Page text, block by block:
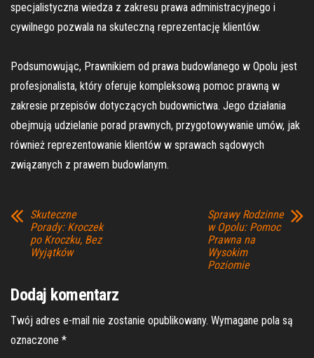
specjalistyczna wiedza z zakresu prawa administracyjnego i
cywilnego pozwala na skuteczną reprezentację klientów.
Podsumowując, Prawnikiem od prawa budowlanego w Opolu jest
profesjonalista, który oferuje kompleksową pomoc prawną w
zakresie przepisów dotyczących budownictwa. Jego działania
obejmują udzielanie porad prawnych, przygotowywanie umów, jak
również reprezentowanie klientów w sprawach sądowych
związanych z prawem budowlanym.
Skuteczne
Porady: Kroczek
po Kroczku, Bez
Wyjątków
Sprawy Rodzinne
w Opolu: Pomoc
Prawna na
Wysokim
Poziomie
Dodaj komentarz
Twój adres e-mail nie zostanie opublikowany. Wymagane pola są
oznaczone *